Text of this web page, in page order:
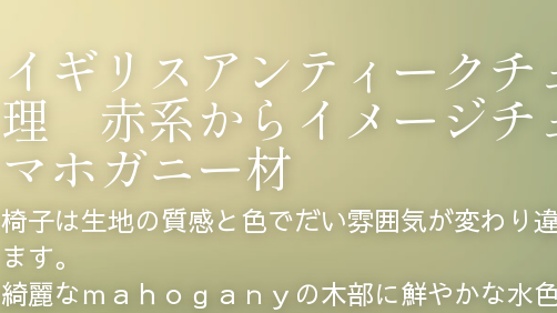
イギリスアンティーク
理　赤系からイメージチ
マホガニー材
椅子は生地の質感と色でだい雰囲気が変わり
ます。
綺麗なｍａｈｏｇａｎｙの木部に鮮やかな水